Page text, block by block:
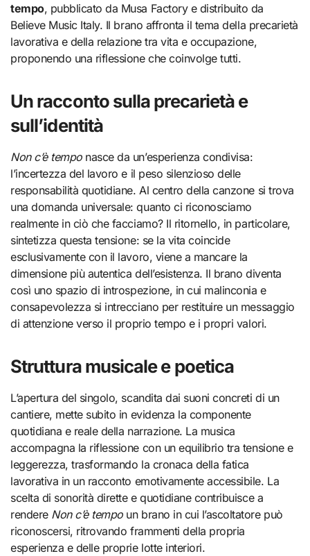
tempo, pubblicato da Musa Factory e distribuito da
Believe Music Italy. Il brano affronta il tema della precarietà
lavorativa e della relazione tra vita e occupazione,
proponendo una riflessione che coinvolge tutti.
Un racconto sulla precarietà e
sull’identità
Non c’è temponasce da un’esperienza condivisa:
l’incertezza del lavoro e il peso silenzioso delle
responsabilità quotidiane. Al centro della canzone si trova
una domanda universale: quanto ci riconosciamo
realmente in ciò che facciamo? Il ritornello, in particolare,
sintetizza questa tensione: se la vita coincide
esclusivamente con il lavoro, viene a mancare la
dimensione più autentica dell’esistenza. Il brano diventa
così uno spazio di introspezione, in cui malinconia e
consapevolezza si intrecciano per restituire un messaggio
di attenzione verso il proprio tempo e i propri valori.
Struttura musicale e poetica
L’apertura del singolo, scandita dai suoni concreti di un
cantiere, mette subito in evidenza la componente
quotidiana e reale della narrazione. La musica
accompagna la riflessione con un equilibrio tra tensione e
leggerezza, trasformando la cronaca della fatica
lavorativa in un racconto emotivamente accessibile. La
scelta di sonorità dirette e quotidiane contribuisce a
rendere Non c’è tempoun brano in cui l’ascoltatore può
riconoscersi, ritrovando frammenti della propria
esperienza e delle proprie lotte interiori.